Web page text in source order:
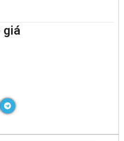
giá